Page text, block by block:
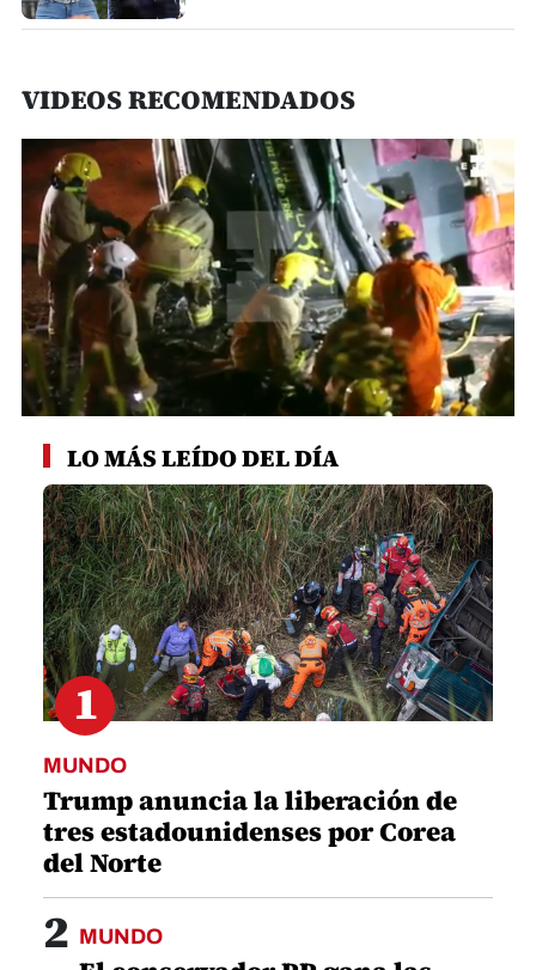
VIDEOS RECOMENDADOS
seconds
minute,
seconds
LO MÁS LEÍDO DEL DÍA
1
MUNDO
Trump anuncia la liberación de
tres estadounidenses por Corea
del Norte
2 MUNDO